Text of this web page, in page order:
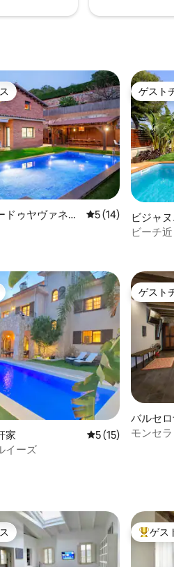
ハイキ
野外キ
ロナ空
ョイスです。
ゥヤヴァネレ
レビュー14件、5
5 (14)
ゲスト
ゲスト
ビジャ
の一軒家
ビーチ
家 レビュー15件、5
5 (15)
イーズ
ゲスト
ゲスト
バルセ
モンセ
ョイスです。 大好評
ゲス